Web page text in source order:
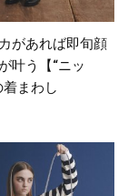
があれば即旬顔
叶う【“ニッ
着まわし